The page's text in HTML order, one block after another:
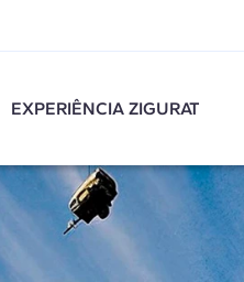
EXPERIÊNCIA ZIGURAT